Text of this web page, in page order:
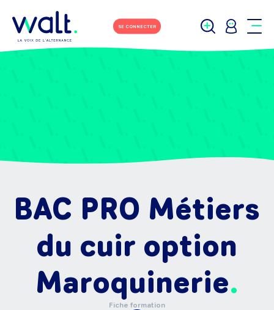
SE CONNECTER
BAC PRO Métiers
du cuir option
Maroquinerie
Fiche formation